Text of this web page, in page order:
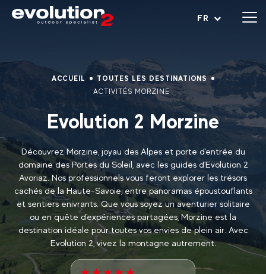
FR
Ouvrir le menu
ACCUEIL
TOUTES LES DESTINATIONS
ACTIVITÉS MORZINE
Evolution 2 Morzine
Découvrez Morzine, joyau des Alpes et porte d'entrée du
domaine des Portes du Soleil, avec les guides d'Evolution 2
Avoriaz. Nos professionnels vous feront explorer les trésors
cachés de la Haute-Savoie, entre panoramas époustouflants
et sentiers enivrants. Que vous soyez un aventurier solitaire
ou en quête d'expériences partagées, Morzine est la
destination idéale pour toutes vos envies de plein air. Avec
Evolution 2, vivez la montagne autrement.